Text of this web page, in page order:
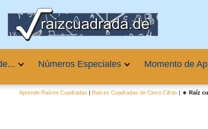
Números Especiales Momento de
Aprende Raíces Cuadradas | Raíces Cuadradas de Cinco Cifras | 🔹 Raíz